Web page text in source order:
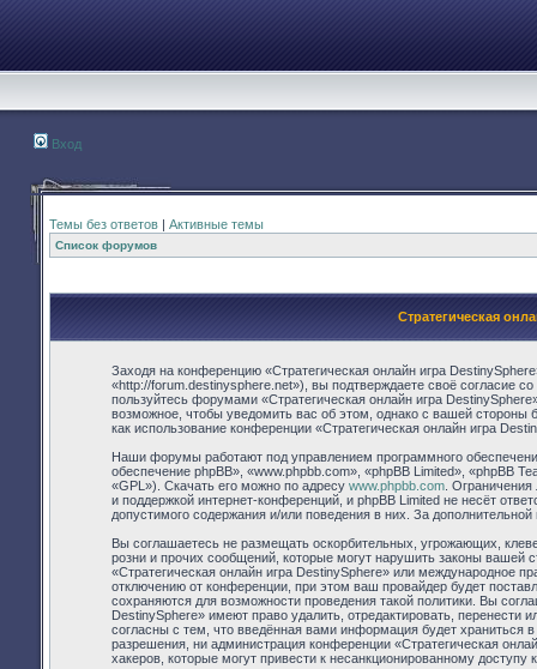
Вход
Темы без ответов | Активные темы
Список форумов
Стратегическая
Заходя на конференцию «Стратегическая онлайн игра
«http://forum.destinysphere.net»), вы подтверждаете своё согласие
пользуйтесь форумами «Стратегическая онлайн игра
возможное, чтобы уведомить вас об этом, однако с вашей стороны
как использование конференции «Стратегическая онлайн игра
Наши форумы работают под управлением программного
обеспечение phpBB», «www.phpbb.com», «phpBB Limited», «phpBB
«GPL»). Скачать его можно по адресу www.phpbb.com. Ограничения
и поддержкой интернет-конференций, и phpBB Limited не несёт
допустимого содержания и/или поведения в них. За
Вы соглашаетесь не размещать оскорбительных, угрожающих,
розни и прочих сообщений, которые могут нарушить законы вашей
«Стратегическая онлайн игра DestinySphere» или международное
отключению от конференции, при этом ваш провайдер будет
сохраняются для возможности проведения такой политики. Вы
DestinySphere» имеют право удалить, отредактировать,
согласны с тем, что введённая вами информация будет храниться
разрешения, ни администрация конференции «Стратегическая
хакеров, которые могут привести к несанкционированному доступу